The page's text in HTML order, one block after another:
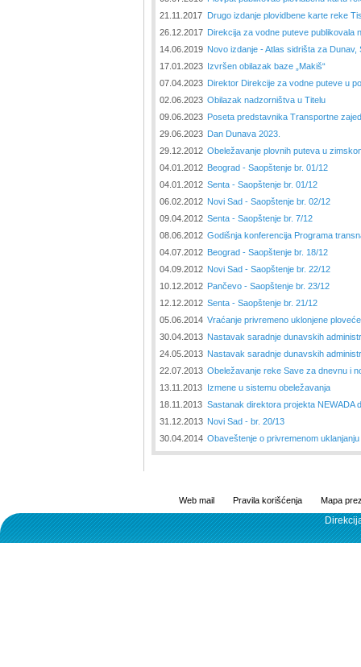
21.11.2017 Drugo izdanje plovidbene karte reke
26.12.2017 Direkcija za vodne puteve publikovala
14.06.2019 Novo izdanje - Atlas sidrišta za Dunav,
17.01.2023 Izvršen obilazak baze „Makiš“
07.04.2023 Direktor Direkcije za vodne puteve u
02.06.2023 Obilazak nadzorništva u Titelu
09.06.2023 Poseta predstavnika Transportne
29.06.2023 Dan Dunava 2023.
29.12.2012 Obeležavanje plovnih puteva u
04.01.2012 Beograd - Saopštenje br. 01/12
04.01.2012 Senta - Saopštenje br. 01/12
06.02.2012 Novi Sad - Saopštenje br. 02/12
09.04.2012 Senta - Saopštenje br. 7/12
08.06.2012 Godišnja konferencija Programa
04.07.2012 Beograd - Saopštenje br. 18/12
04.09.2012 Novi Sad - Saopštenje br. 22/12
10.12.2012 Pančevo - Saopštenje br. 23/12
12.12.2012 Senta - Saopštenje br. 21/12
05.06.2014 Vraćanje privremeno uklonjene
30.04.2013 Nastavak saradnje dunavskih
24.05.2013 Nastavak saradnje dunavskih
22.07.2013 Obeležavanje reke Save za dnevnu i
13.11.2013 Izmene u sistemu obeležavanja
18.11.2013 Sastanak direktora projekta NEWADA
31.12.2013 Novi Sad - br. 20/13
30.04.2014 Obaveštenje o privremenom
Web mail Pravila korišćenja Mapa